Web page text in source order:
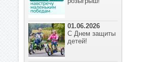
01.06.2026
С Днем защиты
детей!